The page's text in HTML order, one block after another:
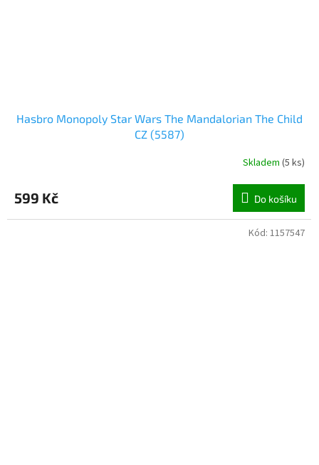
Hasbro Monopoly Star Wars The Mandalorian The Child
CZ (5587)
Skladem (5 ks)
599 Kč Do košíku
Kód: 1157547